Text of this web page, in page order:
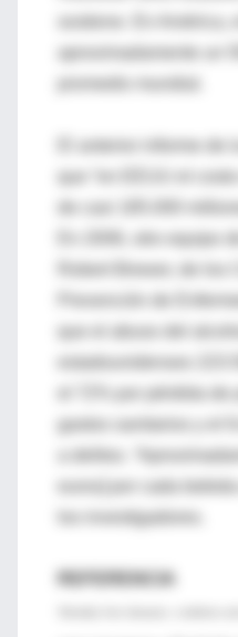
aproximadamente un
El anterior informe de
En 2006, otro equipo
gastos sanitarios y el
los investigadores.